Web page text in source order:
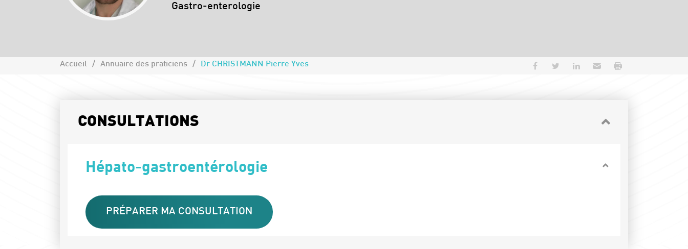
Spécialités :
Gastro-enterologie
Accueil Annuaire des praticiens Dr CHRISTMANN Pierre Yves Partager sur Facebook
Partager sur Twitter
Partager sur LinkedIn
Envoyer par e-mail
CONSULTATIONS
Hépato-gastroentérologie
PRÉPARER MA CONSULTATION